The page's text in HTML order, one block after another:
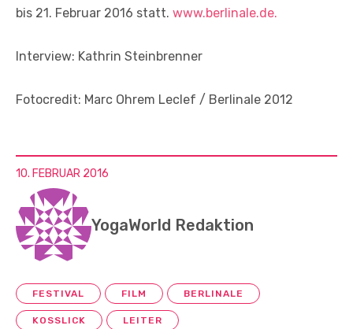
bis 21. Februar 2016 statt. www.berlinale.de.
Interview: Kathrin Steinbrenner
Fotocredit: Marc Ohrem Leclef / Berlinale 2012
10. FEBRUAR 2016
YogaWorld Redaktion
FESTIVAL FILM BERLINALE
KOSSLICK LEITER